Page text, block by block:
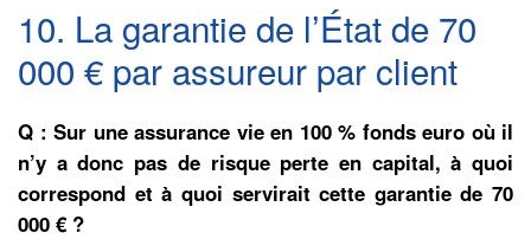
10. La garantie de l’État de 70
000 € par assureur par client
Q : Sur une assurance vie en 100 % fonds euro où il
n’y a donc pas de risque perte en capital, à quoi
correspond et à quoi servirait cette garantie de 70
000 € ?